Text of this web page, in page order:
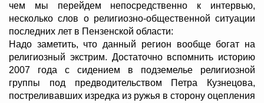
чем мы перейдем непосредственно к интервью,
несколько слов о религиозно-общественной ситуации
последних лет в Пензенской области:
Надо заметить, что данный регион вообще богат на
религиозный экстрим. Достаточно вспомнить историю
2007 года с сидением в подземелье религиозной
группы под предводительством Петра Кузнецова,
постреливавших изредка из ружья в сторону оцепления